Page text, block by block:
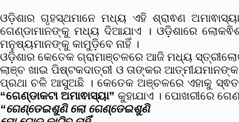
ଓଡ଼ିଶାର ଗୃହସ୍ଥମାନେ ମଧ୍ୟ ଏହିଶ୍ରାଵଣ
ଗେଣ୍ଡାମାନଙ୍କୁ ମଧ୍ୟ ଦିଆଯାଏ । ଓଡ଼ିଶାରେ
ମନୁଷ୍ୟମାନଙ୍କୁ କାମୁଡି଼ବେ ନାହିଁ ।
ଓଡ଼ିଶାର କେତେକ ଗ୍ରାମାଞ୍ଚଳରେ ଆଜି ମଧ୍ୟ
ଲାଞ୍ଚ ଖାଇ ପିଷ୍ଟକଦାତ୍ରୀ ଓ ତାଙ୍କର ଆତ୍ମୀଯମାନଙ୍କ
ପ୍ରଥା ଚଳି ଆସୁଅଛି । କେତେକ ଅଞ୍ଚଳରେ ଏହାକୁ
“ଗେଣ୍ଡାକଟା ଅମାଵାସ୍ୟା” କୁହାଯାଏ । ପୋଖରୀରେ
“ଗେଣ୍ଡେଇଶୁଣି ଲୋ ଗେଣ୍ଡେଇଶୁଣି